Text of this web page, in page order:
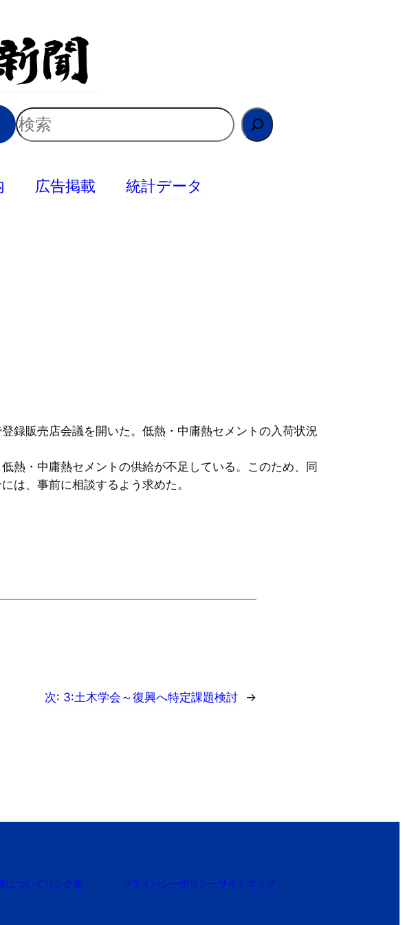
検
索
広告掲載 統計データ
録販売店会議を開いた。低熱・中庸熱セメントの入荷状況
熱・中庸熱セメントの供給が不足している。このため、同
は、事前に相談するよう求めた。
次: 3:土木学会～復興へ特定課題検討 →
について リンク集 プライバシーポリシーサイトマップ